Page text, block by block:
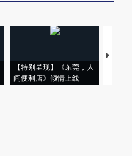
【特别呈现】《东莞，人
间便利店》倾情上线
【推广
会，